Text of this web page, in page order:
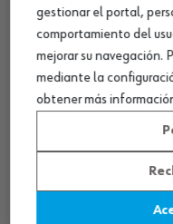
¡DESCARGA NUESTRA
gestionar el portal,
comportamiento del
mejorar su navegación.
mediante la
obtener más